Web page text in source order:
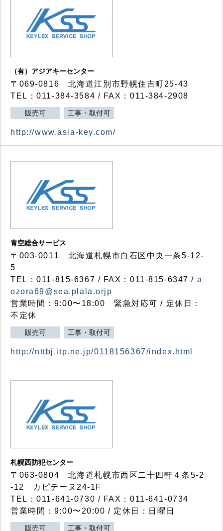
（有）アジアキーセンター
〒069-0816 北海道江別市野幌住吉町25-43
TEL：011-384-3584 / FAX：011-384-2908
販売可 工事・取付可
http://www.asia-key.com/
青空総合サービス
〒003-0011 北海道札幌市白石区中央一条5-12-
5
TEL：011-815-6367 / FAX：011-815-6347 / a
ozora69@sea.plala.orjp
営業時間：9:00〜18:00 緊急対応可 / 定休日：
不定休
販売可 工事・取付可
http://nttbj.itp.ne.jp/0118156367/index.html
札幌西防犯センター
〒063-0804 北海道札幌市西区二十四軒４条5-2
-12 カピテーヌ24-1F
TEL：011-641-0730 / FAX：011-641-0734
営業時間：9:00〜20:00 / 定休日：日曜日
販売可 工事・取付可